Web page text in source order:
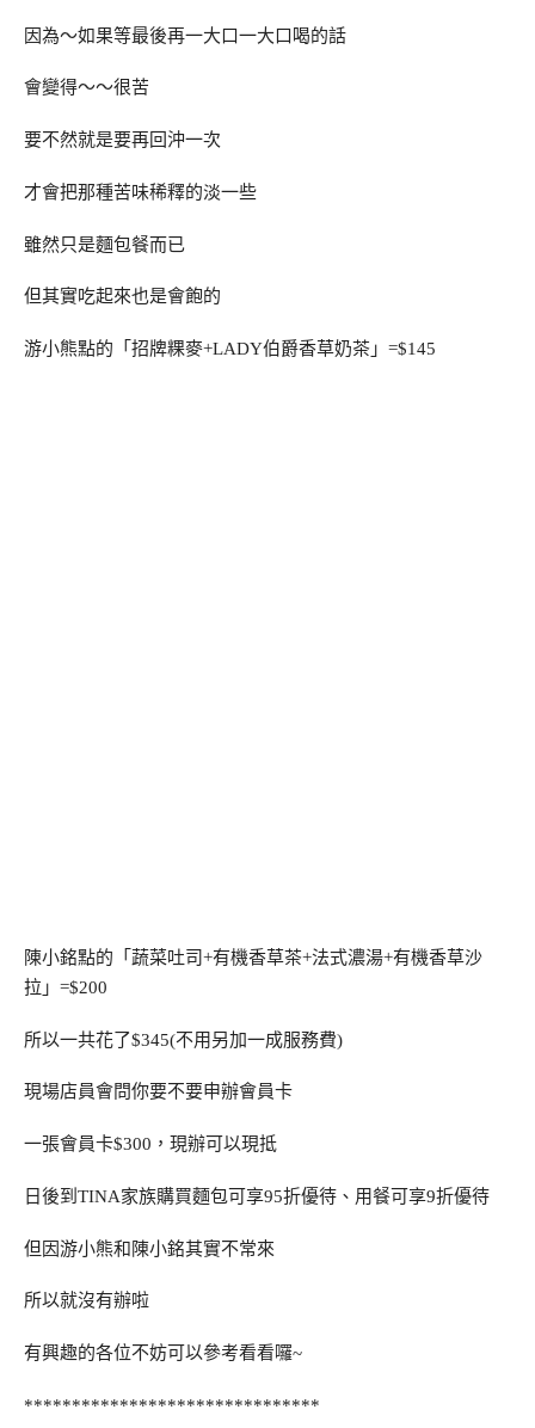
因為～如果等最後再一大口一大口喝的話
會變得～～很苦
要不然就是要再回沖一次
才會把那種苦味稀釋的淡一些
雖然只是麵包餐而已
但其實吃起來也是會飽的
游小熊點的「招牌粿麥+LADY伯爵香草奶茶」=$145
陳小銘點的「蔬菜吐司+有機香草茶+法式濃湯+有機香草沙
拉」=$200
所以一共花了$345(不用另加一成服務費)
現場店員會問你要不要申辦會員卡
一張會員卡$300，現辦可以現抵
日後到TINA家族購買麵包可享95折優待、用餐可享9折優待
但因游小熊和陳小銘其實不常來
所以就沒有辦啦
有興趣的各位不妨可以參考看看囉~
*******************************